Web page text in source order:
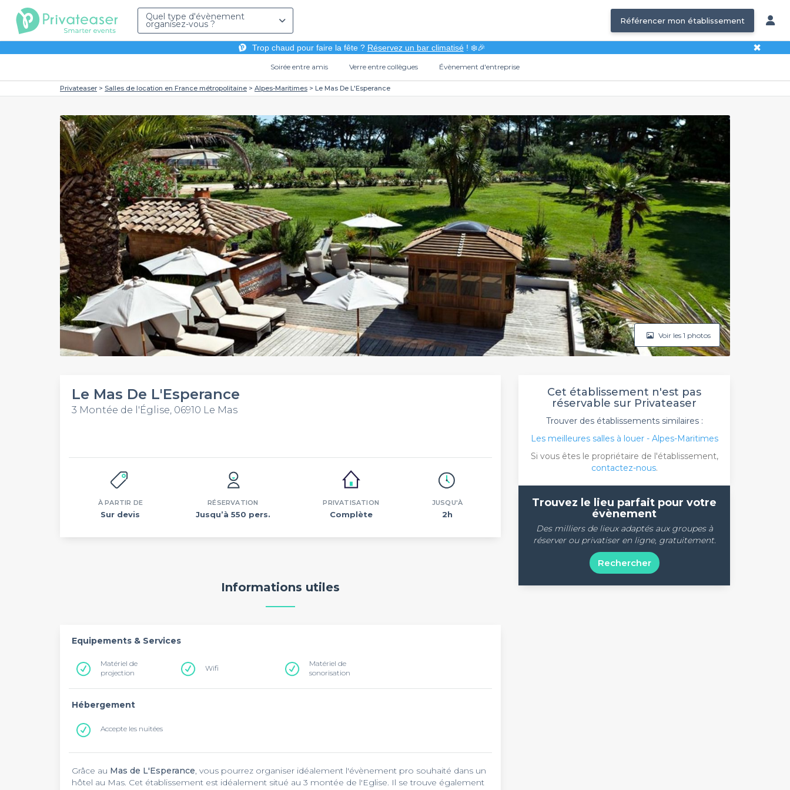
Quel type d'évènement
organisez-vous ? Référencer mon établissement
Trop chaud pour faire la fête ? Réservez un bar climatisé! ❄️🎉 ✖
Soirée entre amis Verre entre collègues Évènement d'entreprise
Privateaser Salles de location en France métropolitaine Alpes-Maritimes Le Mas De L'Esperance
Voir les 1 photos
Le Mas De L'Esperance
3 Montée de l'Église, 06910 Le Mas
À PARTIR DE
Sur devis
RÉSERVATION
Jusqu’à 550 pers.
PRIVATISATION
Complète
JUSQU'À
2h
Informations utiles
Equipements & Services
Matériel de
projection
Wifi
Matériel de
sonorisation
Hébergement
Accepte les nuitées
Grâce au Mas de L'Esperance, vous pourrez organiser idéalement l'évènement pro souhaité dans un
hôtel au Mas. Cet établissement est idéalement situé au 3 montée de l'Eglise. Il se trouve également
Cet établissement n'est pas
réservable sur Privateaser
Trouver des établissements similaires :
Les meilleures salles à louer - Alpes-Maritimes
Si vous êtes le propriétaire de l'établissement,
contactez-nous.
Trouvez le lieu parfait pour votre
évènement
Des milliers de lieux adaptés aux groupes à
réserver ou privatiser en ligne, gratuitement.
Rechercher